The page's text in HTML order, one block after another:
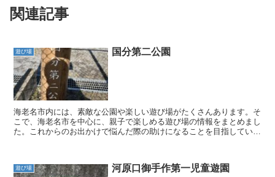
関連記事
遊び場 国分第二公園
海老名市内には、素敵な公園や楽しい遊び場がたくさんあります。そ
こで、海老名市を中心に、親子で楽しめる遊び場の情報をまとめまし
た。これからのお出かけで悩んだ際の助けになることを目指していま
遊び場 河原口御手作第一児童遊園